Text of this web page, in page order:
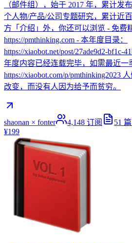
（邮件组），始于 2017 年，累计发
个人物/产品/公司专题研究，累计近
方「介绍」外，你还可以浏览 - 免费
https://pmthinking.com - 本年度目录：
https://xiaobot.net/post/27ade9d2-bf1c-
年度内容已经连载完毕，如需最近一
https://xiaobot.com/p/pmthinking2023
改变，而没有人因为给予而贫穷。
shaonan × fonter 4,148 订阅 51 篇
¥199